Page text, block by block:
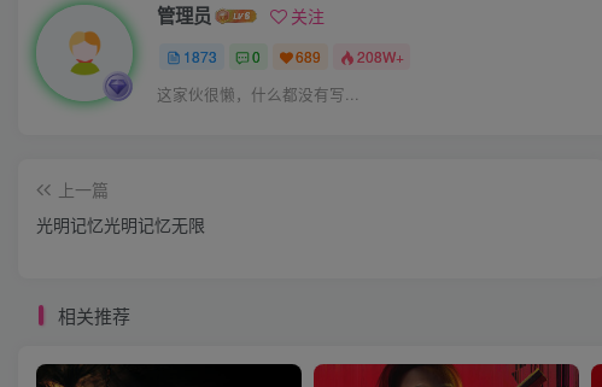
管理员 关注
1873 0 689 208W+
这家伙很懒，什么都没有写...
上一篇
光明记忆光明记忆无限
相关推荐